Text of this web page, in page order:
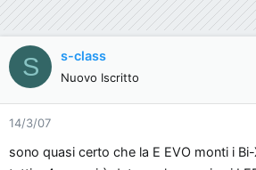
S s-class
Nuovo Iscritto
14/3/07
sono quasi certo che la E EVO monti i